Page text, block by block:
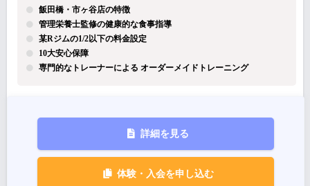
飯田橋・市ヶ谷店の特徴
管理栄養士監修の健康的な食事指導
某Rジムの1/2以下の料金設定
10大安心保障
専門的なトレーナーによる オーダーメイドトレーニング
詳細を見る
体験・入会を申し込む